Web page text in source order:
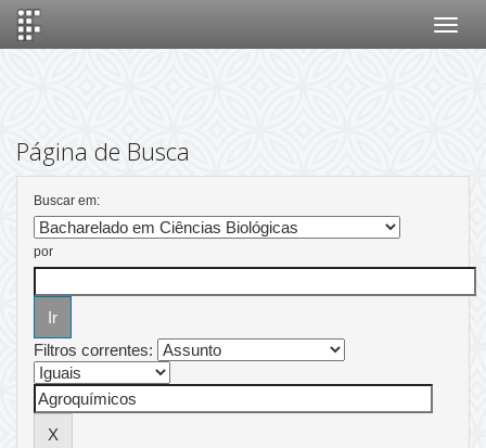
Página de Busca
Buscar em:
por
Filtros correntes: